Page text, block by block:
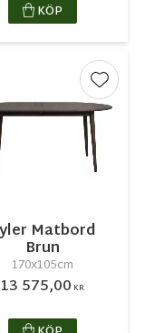
KÖP
Matbord
Brun
170x105cm
13 575,00 KR
Lägg till